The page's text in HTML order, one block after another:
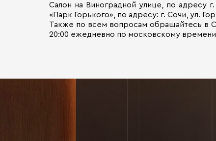
Салон на Виноградной улице, по адресу
«Парк Горького», по адресу: г. Сочи, ул.
Также по всем вопросам обращайтесь в
20:00 ежедневно по московскому